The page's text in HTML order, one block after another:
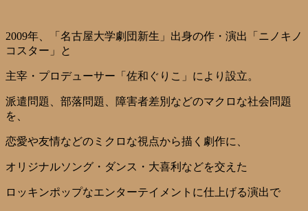
2009年、「名古屋大学劇団新生」出身の作・演出「ニノキノ
コスター」と
主宰・プロデューサー「佐和ぐりこ」により設立。
派遣問題、部落問題、障害者差別などのマクロな社会問題
を、
恋愛や友情などのミクロな視点から描く劇作に、
オリジナルソング・ダンス・大喜利などを交えた
ロッキンポップなエンターテイメントに仕上げる演出で